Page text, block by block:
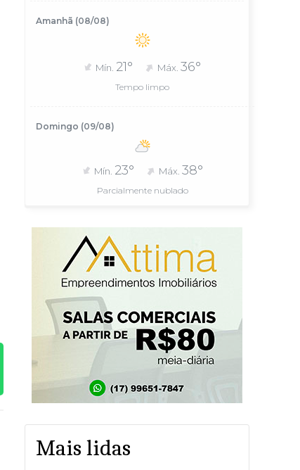
Amanhã (08/08)
Mín. 21° Máx.36°
Tempo limpo
Domingo (09/08)
Mín. 23° Máx. 38°
Parcialmente nublado
Mais lidas